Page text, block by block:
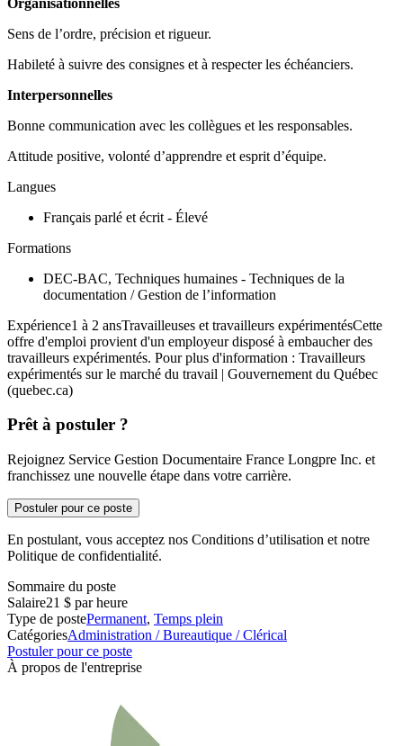
Sens de l’ordre, précision et rigueur.
Habileté à suivre des consignes et à respecter les échéanciers.
Interpersonnelles
Bonne communication avec les collègues et les responsables.
Attitude positive, volonté d’apprendre et esprit d’équipe.
Langues
Français parlé et écrit - Élevé
Formations
DEC-BAC, Techniques humaines - Techniques de la
documentation / Gestion de l’information
Expérience1 à 2 ansTravailleuses et travailleurs expérimentésCette
offre d'emploi provient d'un employeur disposé à embaucher des
travailleurs expérimentés. Pour plus d'information : Travailleurs
expérimentés sur le marché du travail | Gouvernement du Québec
(quebec.ca)
Prêt à postuler ?
Rejoignez Service Gestion Documentaire France Longpre Inc. et
franchissez une nouvelle étape dans votre carrière.
Postuler pour ce poste
En postulant, vous acceptez nos Conditions d’utilisation et notre
Politique de confidentialité.
Sommaire du poste
Salaire21 $ par heure
Type de postePermanent, Temps plein
CatégoriesAdministration / Bureautique / Clérical
Postuler pour ce poste
À propos de l'entreprise